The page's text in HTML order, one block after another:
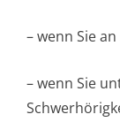
– wenn Sie
– wenn Sie